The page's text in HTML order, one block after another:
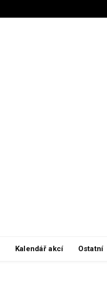
Kalendář akcí Ostatní